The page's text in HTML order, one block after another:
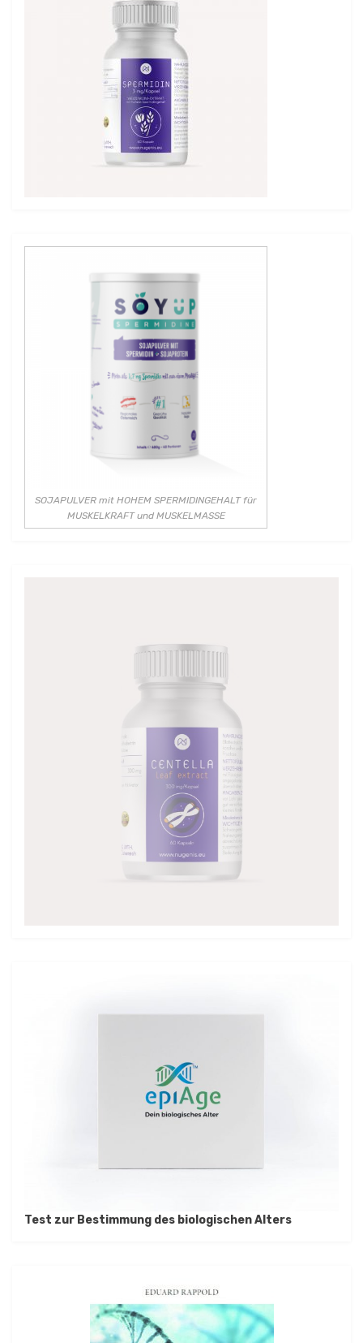
SOJAPULVER mit HOHEM SPERMIDINGEHALT für
MUSKELKRAFT und MUSKELMASSE
Test zur Bestimmung des biologischen Alters